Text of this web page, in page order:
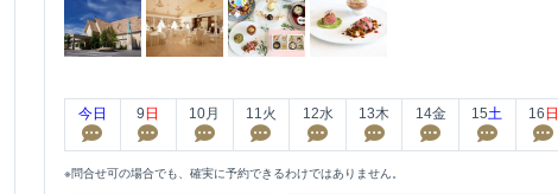
今日 9 日 10月 11 火 12水 13木 14金 15土 16 日
※問合せ可の場合でも、確実に予約できるわけではありません。